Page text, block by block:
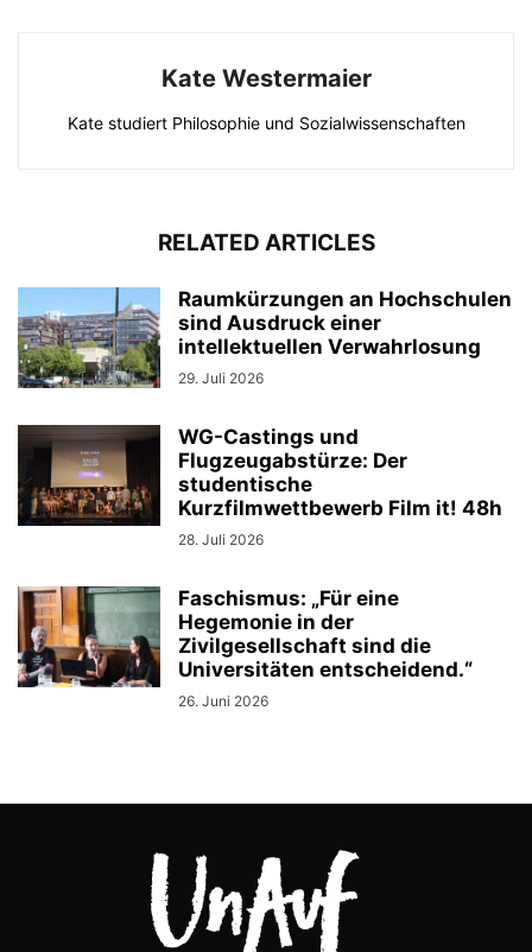
Kate Westermaier
Kate studiert Philosophie und Sozialwissenschaften
RELATED ARTICLES
Raumkürzungen an Hochschulen
sind Ausdruck einer
intellektuellen Verwahrlosung
29. Juli 2026
WG-Castings und
Flugzeugabstürze: Der
studentische
Kurzfilmwettbewerb Film it! 48h
28. Juli 2026
Faschismus: „Für eine
Hegemonie in der
Zivilgesellschaft sind die
Universitäten entscheidend.“
26. Juni 2026